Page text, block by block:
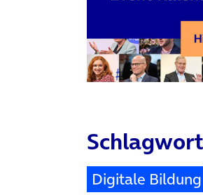
Digitale Bildung